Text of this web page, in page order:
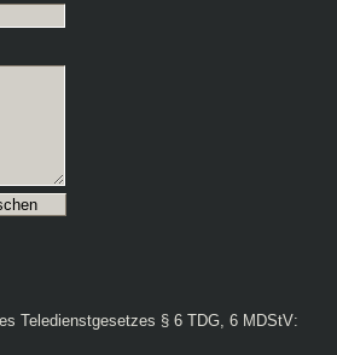
Teledienstgesetzes § 6 TDG, 6 MDStV: